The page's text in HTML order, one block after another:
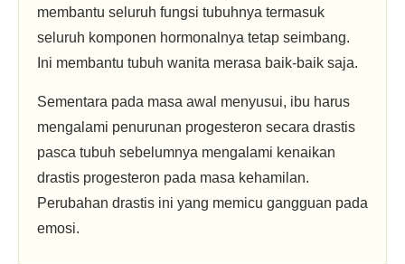
membantu seluruh fungsi tubuhnya termasuk
seluruh komponen hormonalnya tetap seimbang.
Ini membantu tubuh wanita merasa baik-baik saja.
Sementara pada masa awal menyusui, ibu harus
mengalami penurunan progesteron secara drastis
pasca tubuh sebelumnya mengalami kenaikan
drastis progesteron pada masa kehamilan.
Perubahan drastis ini yang memicu gangguan pada
emosi.